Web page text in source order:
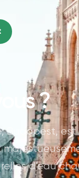
?
Budapest,
d'eau